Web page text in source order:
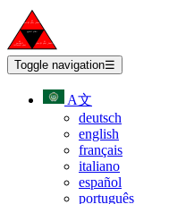
Toggle navigation☰
A文
deutsch
english
français
italiano
español
português